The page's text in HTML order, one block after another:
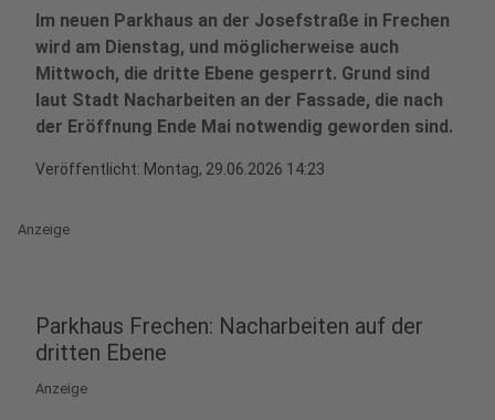
Im neuen Parkhaus an der Josefstraße in Frechen
wird am Dienstag, und möglicherweise auch
Mittwoch, die dritte Ebene gesperrt. Grund sind
laut Stadt Nacharbeiten an der Fassade, die nach
der Eröffnung Ende Mai notwendig geworden sind.
Veröffentlicht: Montag, 29.06.2026 14:23
Anzeige
Parkhaus Frechen: Nacharbeiten auf der
dritten Ebene
Anzeige